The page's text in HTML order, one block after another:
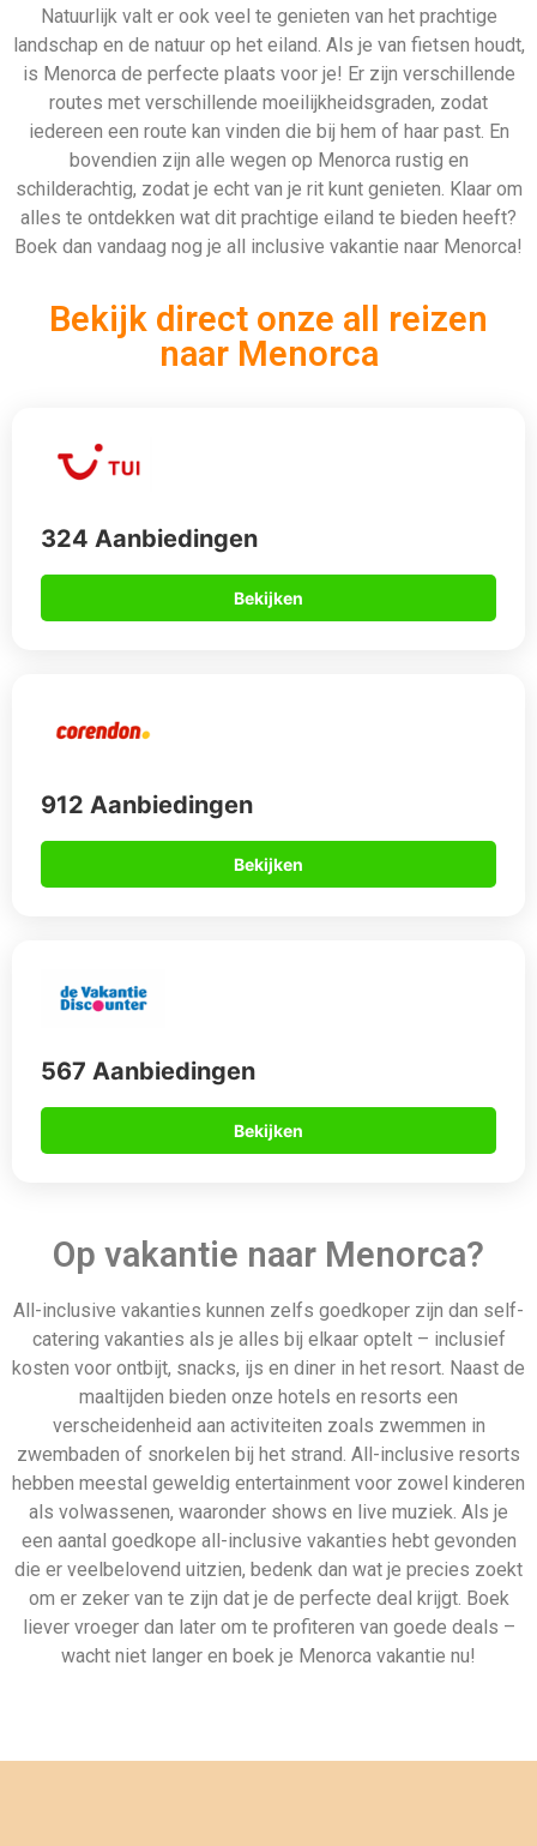
324 Aanbiedingen
Bekijken
912 Aanbiedingen
567 Aanbiedingen
Op vakantie naar Menorca?
All-inclusive vakanties kunnen zelfs goedkoper zijn dan self-
catering vakanties als je alles bij elkaar optelt – inclusief
zwembaden of snorkelen bij het strand. All-inclusive resorts
als volwassenen, waaronder shows en live muziek. Als je
een aantal goedkope all-inclusive vakanties hebt gevonden
die er veelbelovend uitzien, bedenk dan wat je precies zoekt
om er zeker van te zijn dat je de perfecte deal krijgt. Boek
Daarom boek je via
Allinclusive.be
Gegarandeerd de beste deal
Uiteraard géén boekingskosten
Zekerheid van ANVR en SGR
Zeven dagen per week geopend